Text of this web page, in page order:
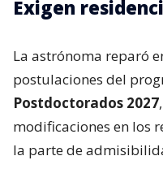
Exigen
La astrónoma reparó
postulaciones del
Postdoctorados 2027
modificaciones en los
la parte de